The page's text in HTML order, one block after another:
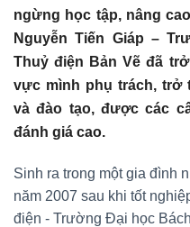
ngừng học tập, nâng
Nguyễn Tiến Giáp –
Thuỷ điện Bản Vẽ đã
vực mình phụ trách, trở
và đào tạo, được các
đánh giá cao.
Sinh ra trong một gia đình
năm 2007 sau khi tốt
điện - Trường Đại học